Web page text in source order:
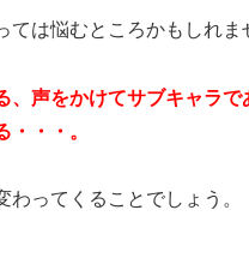
ては悩むところかもしれま
、声をかけてサブキャラで
・・・。
わってくることでしょう。